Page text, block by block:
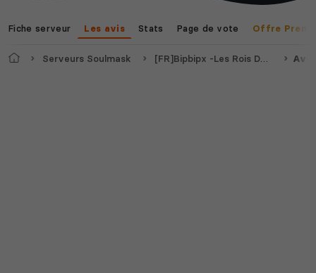
Fiche serveur Les avis Stats Page de vote Offre
AccueilServeurs Soulmask [FR]Bipbipx -Les Rois Du Monde Avis